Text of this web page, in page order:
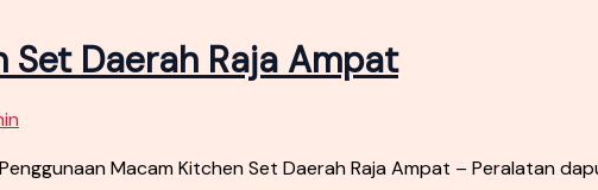
Daerah Raja Ampat
Macam Kitchen Set Daerah Raja Ampat – Peralatan